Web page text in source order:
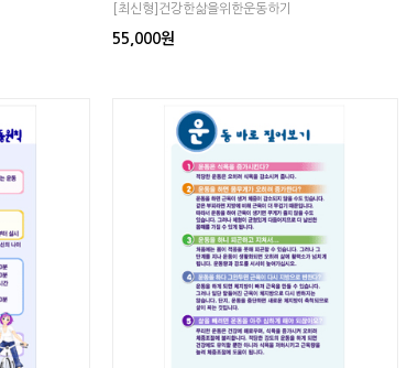
[최신형]건강한삶을위한운동하기
55,000원